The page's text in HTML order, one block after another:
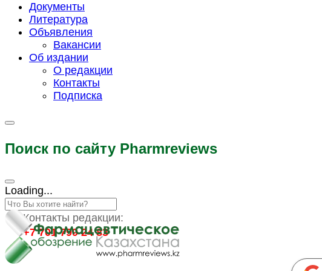
Документы
Литература
Объявления
Вакансии
Об издании
О редакции
Контакты
Подписка
Поиск по сайту Pharmreviews
Loading...
Контакты редакции:
+7 701 799 24 83